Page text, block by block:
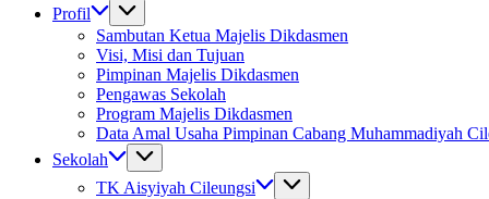
Profil
Sambutan Ketua Majelis Dikdasmen
Visi, Misi dan Tujuan
Pimpinan Majelis Dikdasmen
Pengawas Sekolah
Program Majelis Dikdasmen
Data Amal Usaha Pimpinan Cabang Muhammadiyah
Sekolah
TK Aisyiyah Cileungsi